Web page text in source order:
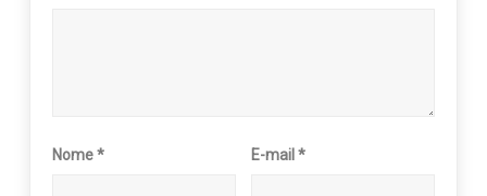
Nome* E-mail*